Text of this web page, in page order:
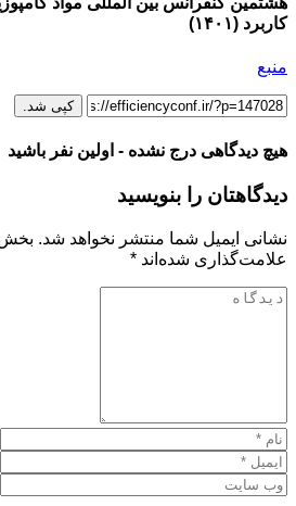
کاربرد (۱۴۰۱)
منبع
کپی شد.
هیچ دیدگاهی درج نشده - اولین نفر باشید
دیدگاهتان را بنویسید
نشانی ایمیل شما منتشر نخواهد شد.
علامت‌گذاری شده‌اند *